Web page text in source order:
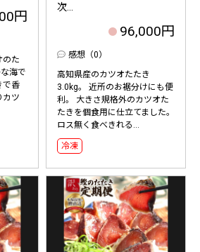
円
のた
海で
で香
カツ
次...
96,000円
感想（0）
高知県産のカツオたたき
3.0kg。 近所のお裾分けにも便
利。 大きさ規格外のカツオた
たきを個食用に仕立てました。
ロス無く食べきれる...
冷凍